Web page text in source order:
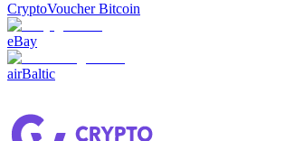
CryptoVoucher Bitcoin
eBay
airBaltic